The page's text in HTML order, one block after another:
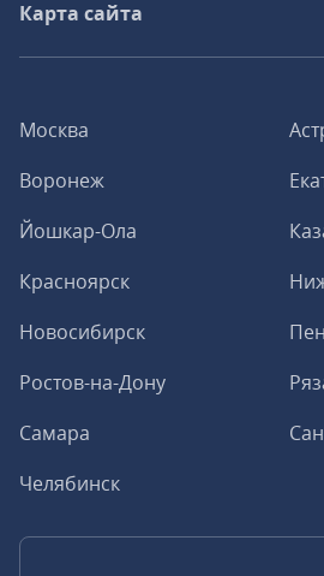
Москва
Воронеж
Йошкар-Ола
Красноярск
Новосибирск
Ростов-на-Дону
Самара
Челябинск
Карта сайта